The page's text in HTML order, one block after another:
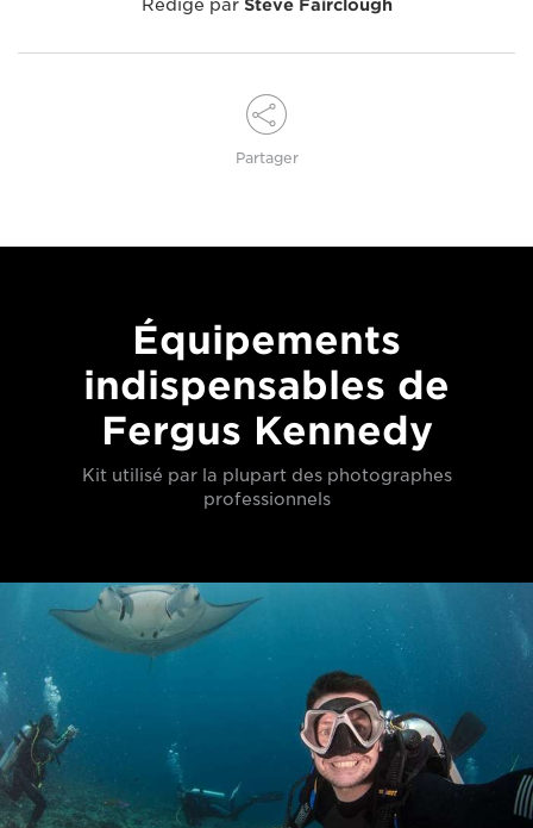
Rédigé par Steve Fairclough
Partager
Équipements
indispensables de
Fergus Kennedy
Kit utilisé par la plupart des photographes
professionnels